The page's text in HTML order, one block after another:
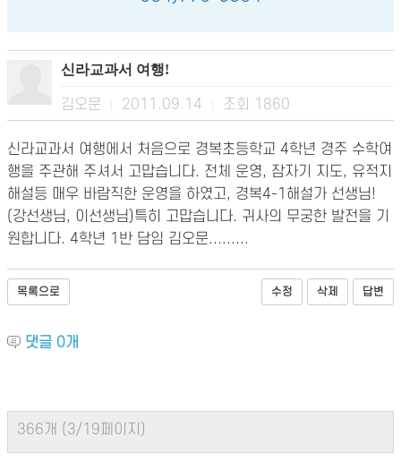
신라교과서 여행!
김오문 2011.09.14 조회 1860
신라교과서 여행에서 처음으로 경복초등학교 4학년 경주 수학여
행을 주관해 주셔서 고맙습니다. 전체 운영, 잠자기 지도, 유적지
해설등 매우 바람직한 운영을 하였고, 경복4-1해설가 선생님!
(강선생님, 이선생님)특히 고맙습니다. 귀사의 무궁한 발전을 기
원합니다. 4학년 1반 담임 김오문.........
목록으로 수정 삭제 답변
댓글 0개
366개 (3/19페이지)